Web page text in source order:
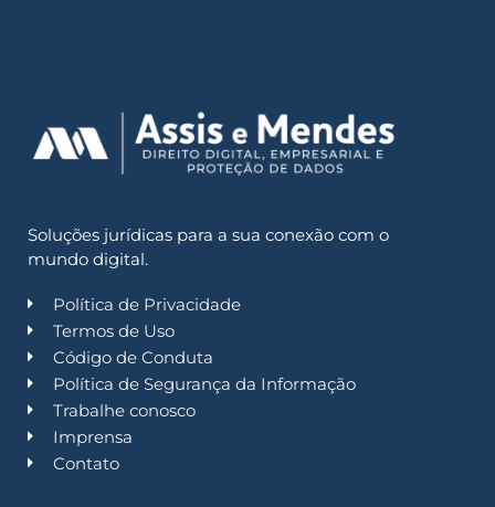
Soluções jurídicas para a sua conexão com o
mundo digital.
Política de Privacidade
Termos de Uso
Código de Conduta
Política de Segurança da Informação
Trabalhe conosco
Imprensa
Contato